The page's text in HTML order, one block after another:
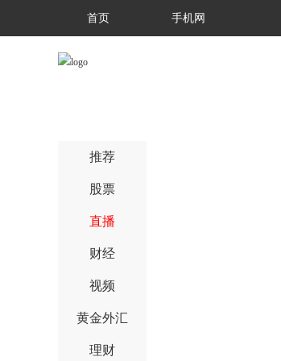
首页 手机网
推荐
股票
直播
财经
视频
黄金外汇
理财